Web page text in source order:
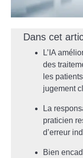
Dans cet
L’IA
des
les
jugement
La
praticien
d’erreur
Bien